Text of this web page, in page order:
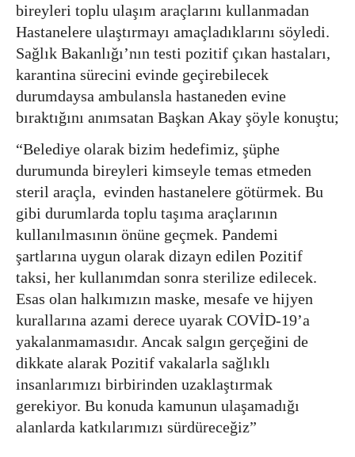
bireyleri toplu ulaşım araçlarını kullanmadan
Hastanelere ulaştırmayı amaçladıklarını söyledi.
Sağlık Bakanlığı’nın testi pozitif çıkan hastaları,
karantina sürecini evinde geçirebilecek
durumdaysa ambulansla hastaneden evine
bıraktığını anımsatan Başkan Akay şöyle konuştu;
“Belediye olarak bizim hedefimiz, şüphe
durumunda bireyleri kimseyle temas etmeden
steril araçla, evinden hastanelere götürmek. Bu
gibi durumlarda toplu taşıma araçlarının
kullanılmasının önüne geçmek. Pandemi
şartlarına uygun olarak dizayn edilen Pozitif
taksi, her kullanımdan sonra sterilize edilecek.
Esas olan halkımızın maske, mesafe ve hijyen
kurallarına azami derece uyarak COVİD-19’a
yakalanmamasıdır. Ancak salgın gerçeğini de
dikkate alarak Pozitif vakalarla sağlıklı
insanlarımızı birbirinden uzaklaştırmak
gerekiyor. Bu konuda kamunun ulaşamadığı
alanlarda katkılarımızı sürdüreceğiz”